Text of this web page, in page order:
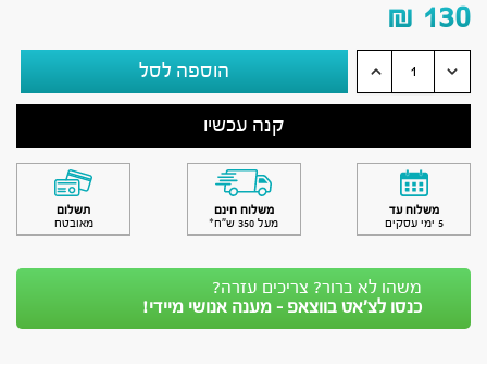
₪ 130
הוספה לסל
קנה עכשיו
משלוח עד
5 ימי עסקים
משלוח חינם
מעל 350 ש״ח*
תשלום
מאובטח
משהו לא ברור? צריכים עזרה?
כנסו לצ’אט בווצאפ - מענה אנושי מיידי!